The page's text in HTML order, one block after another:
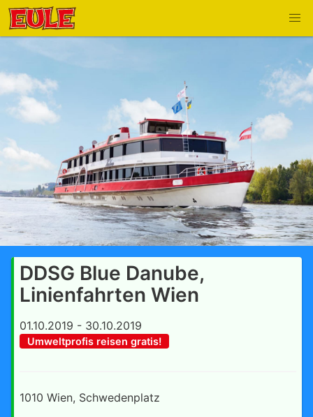
DDSG Blue Danube,
Linienfahrten Wien
01.10.2019 - 30.10.2019
Umweltprofis reisen gratis!
1010 Wien, Schwedenplatz